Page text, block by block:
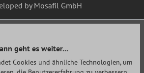
by Mosafil GmbH
geht es weiter...
Cookies und ähnliche Technologien, um